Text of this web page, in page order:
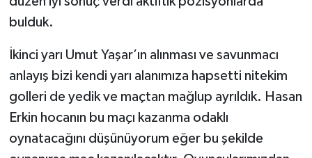
bulduk.
İkinci yarı Umut Yaşar’ın alınması ve savunmacı
anlayış bizi kendi yarı alanımıza hapsetti nitekim
golleri de yedik ve maçtan mağlup ayrıldık. Hasan
Erkin hocanın bu maçı kazanma odaklı
oynatacağını düşünüyorum eğer bu şekilde